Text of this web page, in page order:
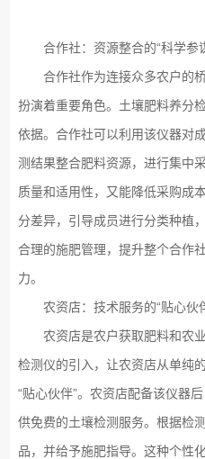
合作社：资源整合的“科学参
合作社作为连接众多农户的桥
扮演着重要角色。土壤肥料养分
依据。合作社可以利用该仪器对
测结果整合肥料资源，进行集中
质量和适用性，又能降低采购成
分差异，引导成员进行分类种植
合理的施肥管理，提升整个合作
力。
农资店：技术服务的“贴心伙
农资店是农户获取肥料和农业
检测仪的引入，让农资店从单纯
“贴心伙伴”。农资店配备该仪器
供免费的土壤检测服务。根据检
品，并给予施肥指导。这种个性